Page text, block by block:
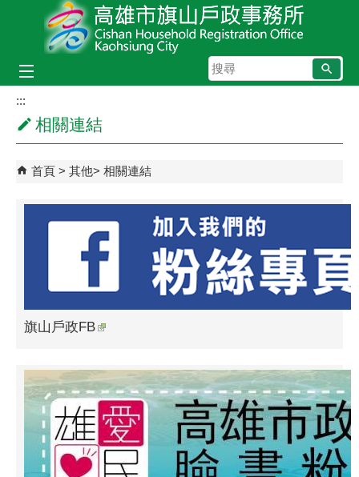
跳到主要內容區塊
搜
尋
:::
相關連結
首頁 其他 相關連結
旗山戶政FB